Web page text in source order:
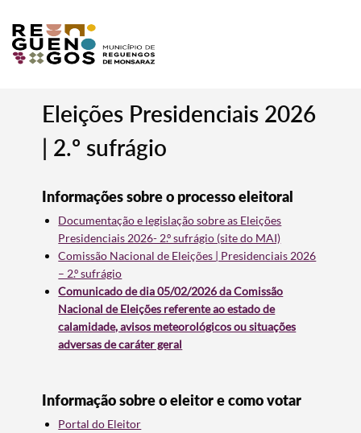
Eleições Presidenciais 2026
| 2.º sufrágio
Informações sobre o processo eleitoral
Documentação e legislação sobre as Eleições
Presidenciais 2026- 2.º sufrágio (site do MAI)
Comissão Nacional de Eleições | Presidenciais 2026
– 2.º sufrágio
Comunicado de dia 05/02/2026 da Comissão
Nacional de Eleições referente ao estado de
calamidade, avisos meteorológicos ou situações
adversas de caráter geral
Informação sobre o eleitor e como votar
Portal do Eleitor